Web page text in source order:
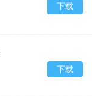
下载
下载